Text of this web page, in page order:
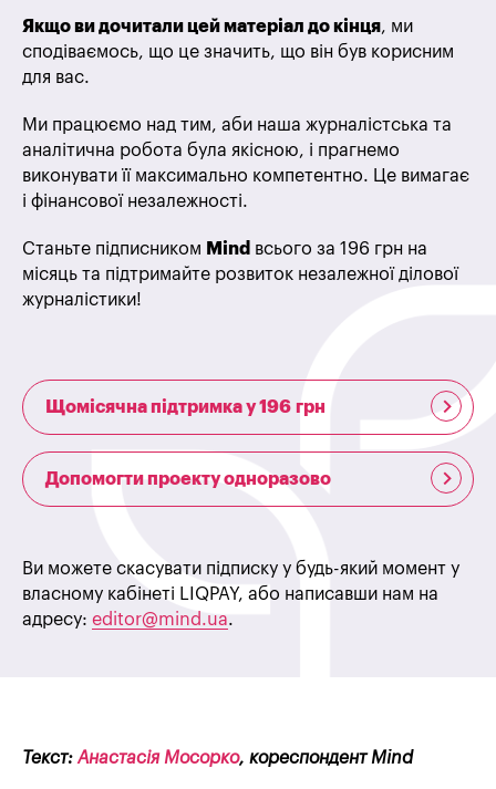
Якщо ви дочитали цей матеріал до кінця, ми
сподіваємось, що це значить, що він був корисним
для вас.
Ми працюємо над тим, аби наша журналістська та
аналітична робота була якісною, і прагнемо
виконувати її максимально компетентно. Це вимагає
і фінансової незалежності.
Станьте підписником Mind всього за 196 грн на
місяць та підтримайте розвиток незалежної ділової
журналістики!
Щомісячна підтримка у 196 грн
Допомогти проекту одноразово
Ви можете скасувати підписку у будь-який момент у
власному кабінеті LIQPAY, або написавши нам на
адресу: editor@mind.ua.
Текст:Анастасія Мосорко, кореспондент Mind